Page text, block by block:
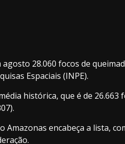
28.060 focos de
Espaciais (INPE).
histórica, que é de
Amazonas encabeça a lista,